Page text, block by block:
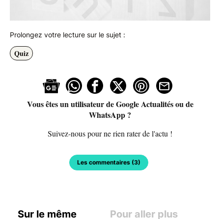
Prolongez votre lecture sur le sujet :
Quiz
Vous êtes un utilisateur de Google Actualités ou de
WhatsApp ?
Suivez-nous pour ne rien rater de l'actu !
Les commentaires (3)
Sur le même Pour aller plus